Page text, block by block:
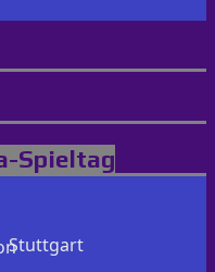
Spieltag
Stuttgart